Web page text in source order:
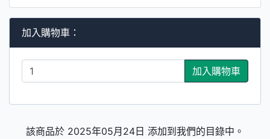
加入購物車：
加入購物車
該商品於 2025年05月24日 添加到我們的目錄中。